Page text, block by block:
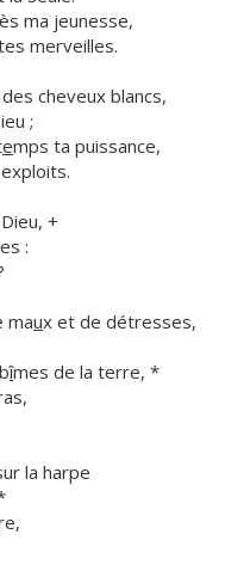
ma jeunesse,
merveilles.
cheveux blancs,
;
emps ta puissance,
+
:
maux et de détresses,
îmes de la terre, *
la harpe